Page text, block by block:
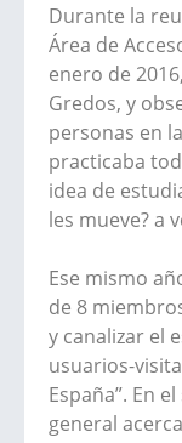
Durante la
Área de
enero de
Gredos, y
personas en
practicaba
idea de
les mueve? a
Ese mismo
de 8
y canalizar el
usuarios-
España”. En
general